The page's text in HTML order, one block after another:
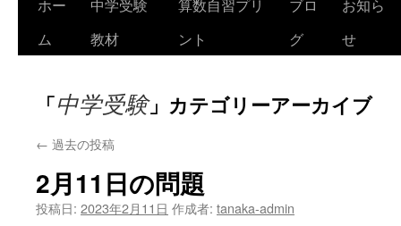
ホー
ム
中学受験
教材
算数自習プリ
ント
ブロ
グ
お知ら
せ
「中学受験」カテゴリーアーカイブ
← 過去の投稿
2月11日の問題
投稿日: 2023年2月11日 作成者: tanaka-admin